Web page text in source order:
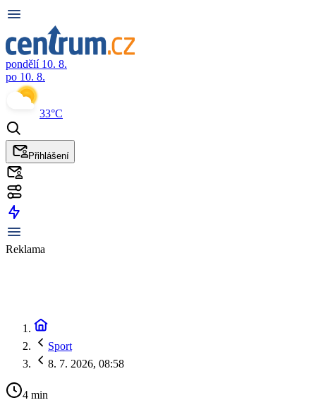
pondělí 10. 8.
po 10. 8.
33°C
Přihlášení
Reklama
Sport
8. 7. 2026, 08:58
4 min